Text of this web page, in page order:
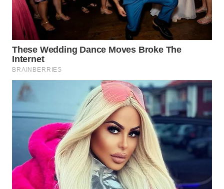
BORNEO
Wahana
Media
Group
WAHANA
NEWS
WAHANA
TANI
WAHANA
ADVOKAT
WAHANA